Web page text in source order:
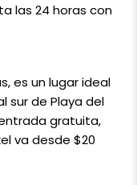
las 24 horas con
es un lugar ideal
sur de Playa del
gratuita,
va desde $20